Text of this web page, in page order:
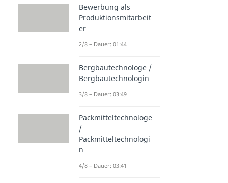
Bewerbung als
Produktionsmitarbeit
er
2/8 – Dauer: 01:44
Bergbautechnologe /
Bergbautechnologin
3/8 – Dauer: 03:49
Packmitteltechnologe
/
Packmitteltechnologi
n
4/8 – Dauer: 03:41